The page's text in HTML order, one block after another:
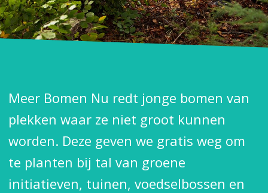
Meer Bomen Nu redt jonge bomen van
plekken waar ze niet groot kunnen
worden. Deze geven we gratis weg om
te planten bij tal van groene
initiatieven, tuinen, voedselbossen en